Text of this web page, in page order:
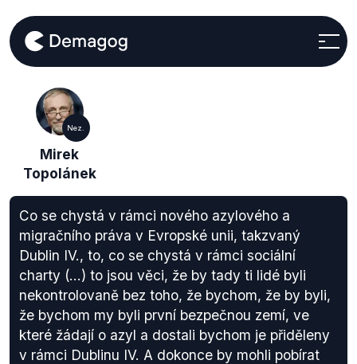
Nez.
Mirek
Topolánek
Co se chystá v rámci nového azylového a
migračního práva v Evropské unii, takzvaný
Dublin IV., to, co se chystá v rámci sociální
charty (...) to jsou věci, že by tady ti lidé byli
nekontrolovaně bez toho, že bychom, že by byli,
že bychom my byli první bezpečnou zemí, ve
které žádají o azyl a dostali bychom je přiděleny
v rámci Dublinu IV. A dokonce by mohli pobírat